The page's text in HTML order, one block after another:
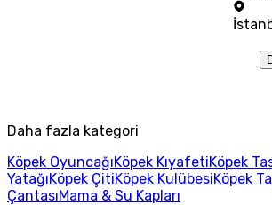
Daha fazla kategori
Köpek OyuncağıKöpek KıyafetiKöpek
YatağıKöpek ÇitiKöpek KulübesiKöpek
ÇantasıMama & Su Kapları